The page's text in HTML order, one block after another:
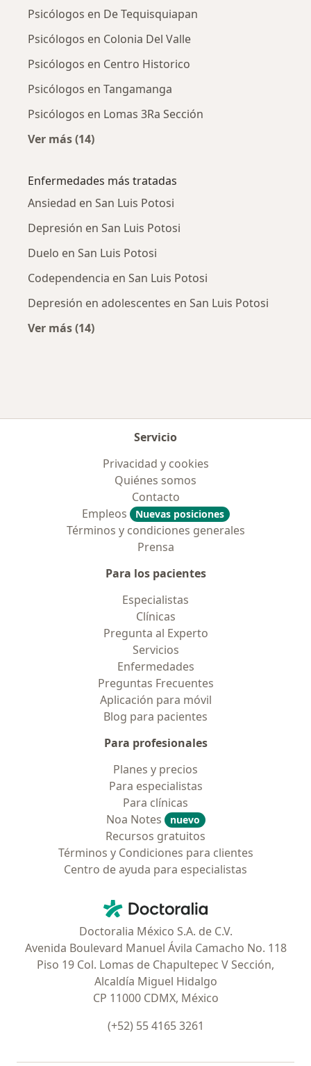
Psicólogos en De Tequisquiapan
Psicólogos en Colonia Del Valle
Psicólogos en Centro Historico
Psicólogos en Tangamanga
Psicólogos en Lomas 3Ra Sección
Ver más (14)
Enfermedades más tratadas
Ansiedad en San Luis Potosi
Depresión en San Luis Potosi
Duelo en San Luis Potosi
Codependencia en San Luis Potosi
Depresión en adolescentes en San Luis Potosi
Ver más (14)
Servicio
Privacidad y cookies
Quiénes somos
Contacto
Empleos
Nuevas posiciones
Términos y condiciones generales
Prensa
Para los pacientes
Especialistas
Clínicas
Pregunta al Experto
Servicios
Enfermedades
Preguntas Frecuentes
Aplicación para móvil
Blog para pacientes
Para profesionales
Planes y precios
Para especialistas
Para clínicas
Noa Notes
nuevo
Recursos gratuitos
Términos y Condiciones para clientes
Centro de ayuda para especialistas
Doctoralia - Página de inicio
Doctoralia México S.A. de C.V.
Avenida Boulevard Manuel Ávila Camacho No. 118
Piso 19 Col. Lomas de Chapultepec V Sección,
Alcaldía Miguel Hidalgo
CP 11000 CDMX, México
(+52) 55 4165 3261